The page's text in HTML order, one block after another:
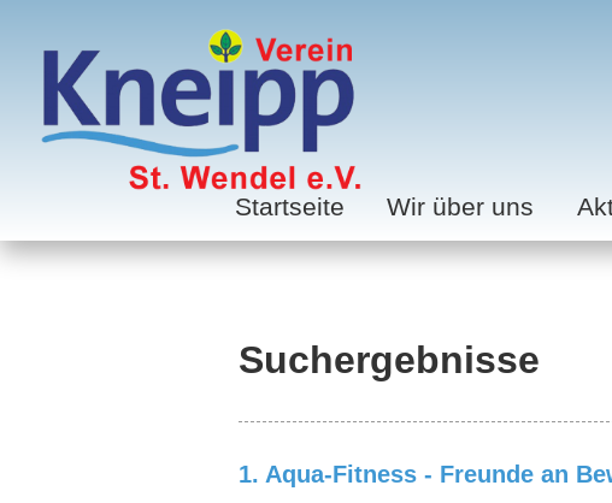
Startseite Wir über uns
Suchergebnisse
1. Aqua-Fitness - Freunde an